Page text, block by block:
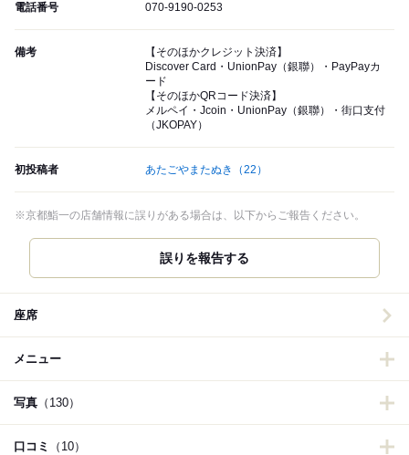
電話番号 070-9190-0253
備考
【そのほかクレジット決済】
Discover Card・UnionPay（銀聯）・PayPayカ
ード
【そのほかQRコード決済】
メルペイ・Jcoin・UnionPay（銀聯）・街口支付
（JKOPAY）
初投稿者 あたごやまたぬき （22）
※京都鮨一の店舗情報に誤りがある場合は、以下からご報告ください。
誤りを報告する
座席
メニュー
写真 （130）
口コミ （10）